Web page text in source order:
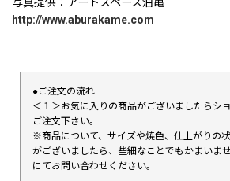
http://www.aburakame.com
●ご注文の流れ
＜１＞お気に入りの商品がございましたらシ
ご注文下さい。
※商品について、サイズや焼色、仕上がりの
がございましたら、些細なことでもかまいま
にてお問い合わせください。